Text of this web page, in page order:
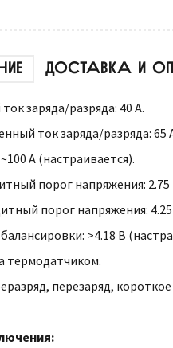
ДОСТАВКА И
заряда/разряда: 40 А.
ток заряда/разряда: 65
А (настраивается).
порог напряжения: 2.75
порог напряжения:
>4.18 В
термодатчиком.
перезаряд,